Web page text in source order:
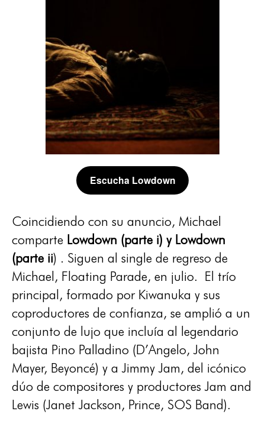
Escucha Lowdown
Coincidiendo con su anuncio, Michael
comparte Lowdown (parte i) y Lowdown
(parte ii) . Siguen al single de regreso de
Michael, Floating Parade, en julio. El trío
principal, formado por Kiwanuka y sus
coproductores de confianza, se amplió a un
conjunto de lujo que incluía al legendario
bajista Pino Palladino (D’Angelo, John
Mayer, Beyoncé) y a Jimmy Jam, del icónico
dúo de compositores y productores Jam and
Lewis (Janet Jackson, Prince, SOS Band).